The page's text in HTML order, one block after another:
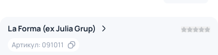
La Forma (ex Julia Grup)
Артикул: 091011